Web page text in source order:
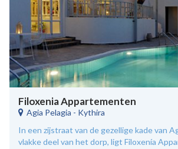
Filoxenia Appartementen
Agia Pelagia - Kythira
In een zijstraat van de gezellige kade van
vlakke deel van het dorp, ligt Filoxenía